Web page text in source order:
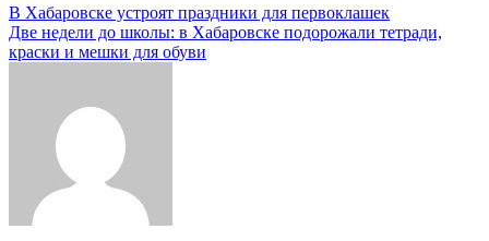
Навигация
по
В Хабаровске устроят праздники для первоклашек
Две недели до школы: в Хабаровске подорожали тетради,
краски и мешки для обуви